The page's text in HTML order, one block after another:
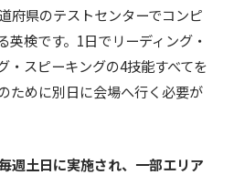
府県のテストセンターでコンピ
英検です。1日でリーディング・
・スピーキングの4技能すべてを
ために別日に会場へ行く必要が
週土日に実施され、一部エリア